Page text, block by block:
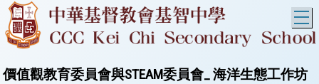
價值觀教育委員會與STEAM委員會_ 海洋生態工作坊